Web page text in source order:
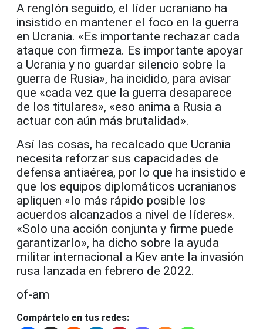
A renglón seguido, el líder ucraniano ha
insistido en mantener el foco en la guerra
en Ucrania. «Es importante rechazar cada
ataque con firmeza. Es importante apoyar
a Ucrania y no guardar silencio sobre la
guerra de Rusia», ha incidido, para avisar
que «cada vez que la guerra desaparece
de los titulares», «eso anima a Rusia a
actuar con aún más brutalidad».
Así las cosas, ha recalcado que Ucrania
necesita reforzar sus capacidades de
defensa antiaérea, por lo que ha insistido e
que los equipos diplomáticos ucranianos
apliquen «lo más rápido posible los
acuerdos alcanzados a nivel de líderes».
«Solo una acción conjunta y firme puede
garantizarlo», ha dicho sobre la ayuda
militar internacional a Kiev ante la invasión
rusa lanzada en febrero de 2022.
of-am
Compártelo en tus redes: